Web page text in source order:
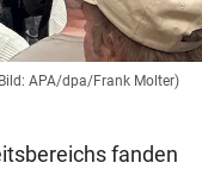
APA/dpa/Frank Molter)
fanden